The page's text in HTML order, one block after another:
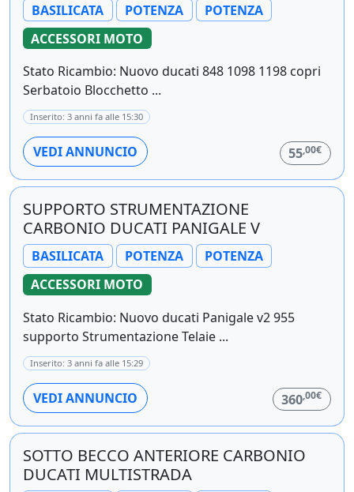
BASILICATA POTENZA
POTENZA
ACCESSORI MOTO
Stato Ricambio: Nuovo ducati 848 1098 1198 copri
Serbatoio Blocchetto ...
Inserito: 3 anni fa alle 15:30
VEDI ANNUNCIO 55,00€
SUPPORTO STRUMENTAZIONE
CARBONIO DUCATI PANIGALE V
BASILICATA POTENZA
POTENZA
ACCESSORI MOTO
Stato Ricambio: Nuovo ducati Panigale v2 955
supporto Strumentazione Telaie ...
Inserito: 3 anni fa alle 15:29
VEDI ANNUNCIO 360,00€
SOTTO BECCO ANTERIORE CARBONIO
DUCATI MULTISTRADA